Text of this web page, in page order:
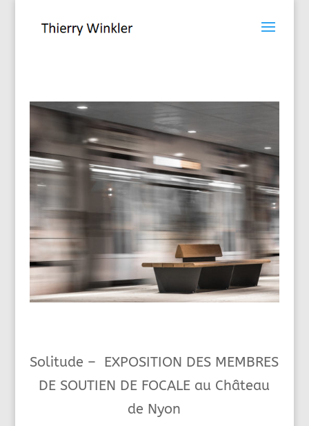
Solitude – EXPOSITION DES MEMBRES
DE SOUTIEN DE FOCALE au Château
de Nyon